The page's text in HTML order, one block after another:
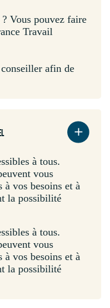
Vous pouvez faire
Travail
afin de
à tous.
vous
à vos besoins et à
la possibilité
à tous.
vous
à vos besoins et à
la possibilité